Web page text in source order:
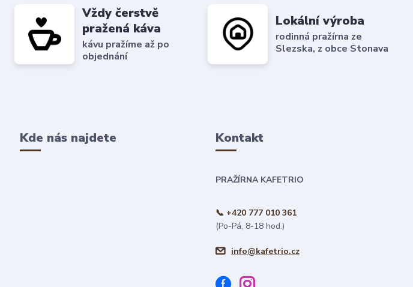
Vždy čerstvě
pražená káva
kávu pražíme až po
objednání
Lokální výroba
rodinná pražírna ze
Slezska, z obce Stonava
Kde nás najdete Kontakt
PRAŽÍRNA KAFETRIO
📞 +420 777 010 361
(Po-Pá, 8-18 hod.)
info@kafetrio.cz